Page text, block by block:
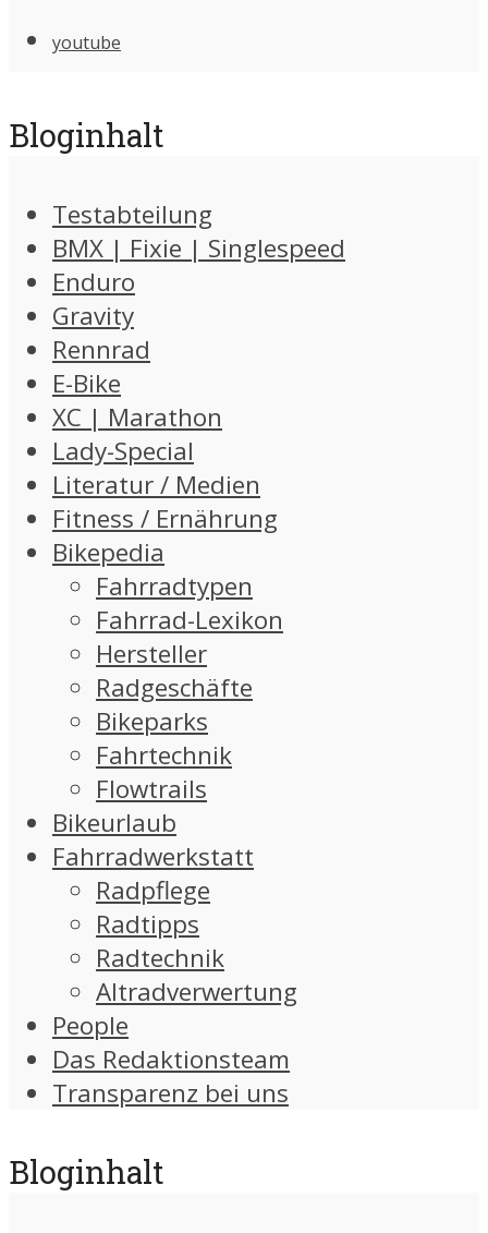
youtube
Bloginhalt
Testabteilung
BMX | Fixie | Singlespeed
Enduro
Gravity
Rennrad
E-Bike
XC | Marathon
Lady-Special
Literatur / Medien
Fitness / Ernährung
Bikepedia
Fahrradtypen
Fahrrad-Lexikon
Hersteller
Radgeschäfte
Bikeparks
Fahrtechnik
Flowtrails
Bikeurlaub
Fahrradwerkstatt
Radpflege
Radtipps
Radtechnik
Altradverwertung
People
Das Redaktionsteam
Transparenz bei uns
Bloginhalt